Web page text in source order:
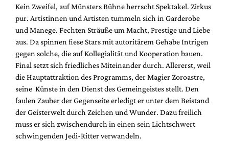
Service
Shop / Abo
Newsletter
Redaktion
Autor:innen
Partner
Mediadaten
Suche
Kein Zweifel, auf Münsters Bühne herrscht Spektakel. Zirkus
pur. Artistinnen und Artisten tummeln sich in Garderobe
und Manege. Fechten Sträuße um Macht, Prestige und Liebe
aus. Da spinnen fiese Stars mit autoritärem Gehabe Intrigen
gegen solche, die auf Kollegialität und Kooperation bauen.
Final setzt sich friedliches Miteinander durch. Allererst, weil
die Hauptattraktion des Programms, der Magier Zoroastre,
seine Künste in den Dienst des Gemeingeistes stellt. Den
faulen Zauber der Gegenseite erledigt er unter dem Beistand
der Geisterwelt durch Zeichen und Wunder. Dazu freilich
muss er sich zwischendurch in einen sein Lichtschwert
schwingenden Jedi-Ritter verwandeln.